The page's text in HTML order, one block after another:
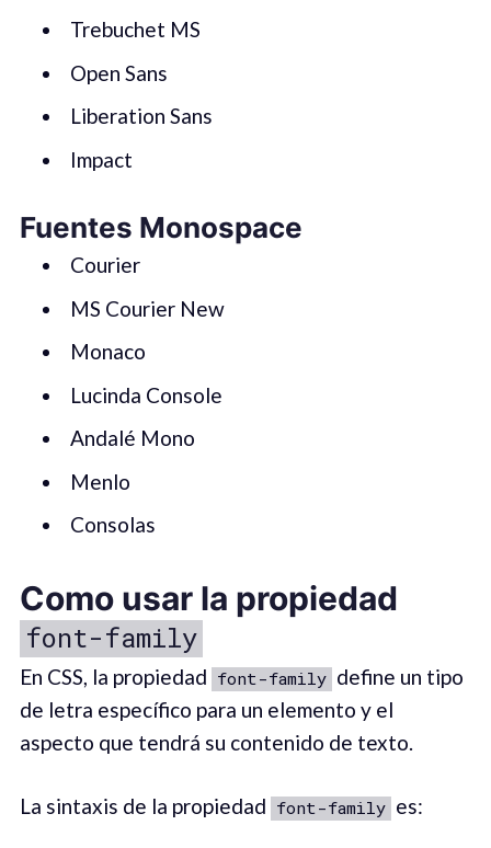
Trebuchet MS
Open Sans
Liberation Sans
Impact
Fuentes Monospace
Courier
MS Courier New
Monaco
Lucinda Console
Andalé Mono
Menlo
Consolas
Como usar la propiedad
font-family
En CSS, la propiedad font-family define un tipo
de letra específico para un elemento y el
aspecto que tendrá su contenido de texto.
La sintaxis de la propiedad font-family es: